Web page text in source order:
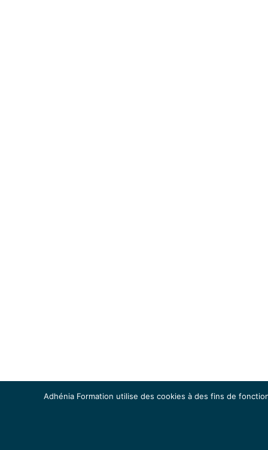
Adhénia Formation utilise des cookies à des fins de